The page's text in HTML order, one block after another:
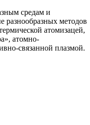
средам и
разнообразных методов
атомизацей,
атомно-
связанной плазмой.